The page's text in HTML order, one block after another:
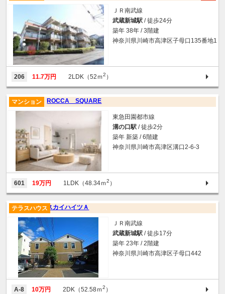
ＪＲ南武線
武蔵新城駅 / 徒歩24分
築年 38年 / 3階建
神奈川県川崎市高津区子母口135番地1
206 11.7万円 2LDK（52ｍ2 ）
ROCCA SQUARE
マンション
東急田園都市線
溝の口駅 / 徒歩2分
築年 新築 / 6階建
神奈川県川崎市高津区溝口2-6-3
601 19万円 1LDK（48.34ｍ2 ）
スカイハイツＡ
テラスハウス
ＪＲ南武線
武蔵新城駅 / 徒歩17分
築年 23年 / 2階建
神奈川県川崎市高津区子母口442
A-8 10万円 2DK（52.58ｍ2 ）